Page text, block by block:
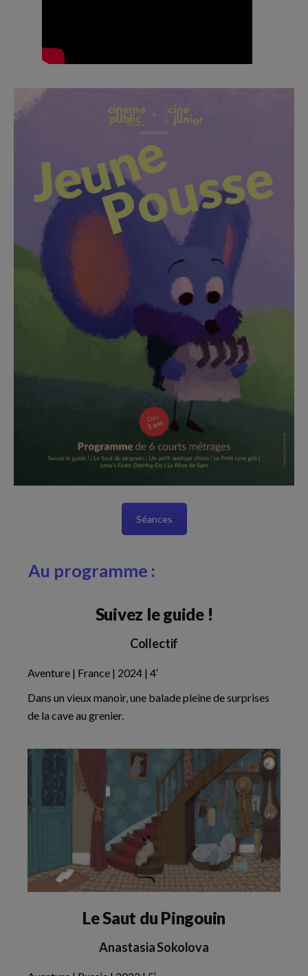
Séances
Au programme :
Suivez le guide !
Collectif
Aventure | France | 2024 | 4′
Dans un vieux manoir, une balade pleine de surprises
de la cave au grenier.
Le Saut du Pingouin
Anastasia Sokolova